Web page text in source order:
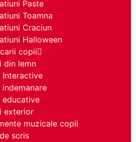
Paste
Toamna
Craciun
Halloween
copii
din lemn
Interactive
educative
exterior
muzicale copii
scris